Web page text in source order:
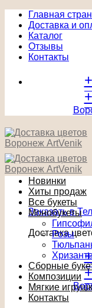
Главная
Доставка и
Каталог
Отзывы
Контакты
Заказать в
Доставка
Новинки
Хиты продаж
Все букеты
Монобукеты
Розы
Сборные
Композиции
Мягкие
Контакты